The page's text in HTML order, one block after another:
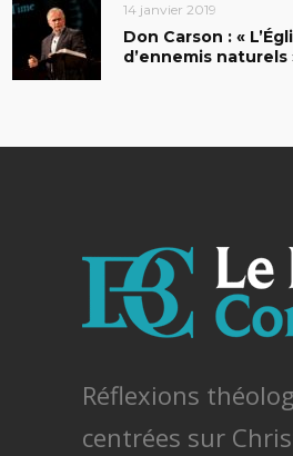
14 janvier 2019
Don Carson : «
d’ennemis naturels
Réflexions
centrées sur